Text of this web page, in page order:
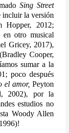
Sing Street
incluir la versión
Hopper, 2012;
en otro musical
Gricey, 2017),
Cooper,
sumar a la
poco después
el amor, Peyton
2002), por la
estudios no
Woody Allen